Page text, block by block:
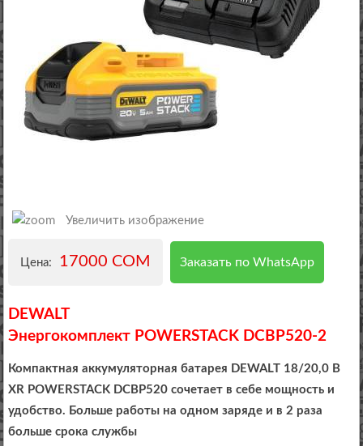
Увеличить изображение
Цена: 17000 COM Заказать по WhatsApp
DEWALT
Энергокомплект POWERSTACK DCBP520-2
Компактная аккумуляторная батарея DEWALT 18/20,0 В
XR POWERSTACK DCBP520 сочетает в себе мощность и
удобство. Больше работы на одном заряде и в 2 раза
больше срока службы